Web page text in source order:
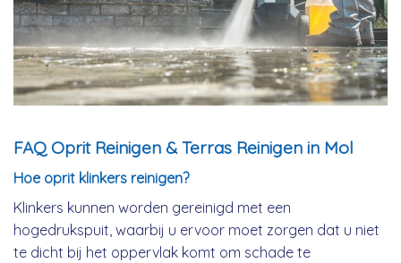
FAQ Oprit Reinigen & Terras Reinigen in Mol
Hoe oprit klinkers reinigen?
Klinkers kunnen worden gereinigd met een
hogedrukspuit, waarbij u ervoor moet zorgen dat u niet
te dicht bij het oppervlak komt om schade te